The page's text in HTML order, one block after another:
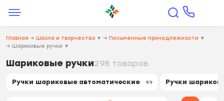
Главная → Школа и творчество ▼ → Письменные принадлежности ▼
→ Шариковые ручки ▼
Шариковые ручки298 товаров
Ручки шариковые автоматические 99 Ручки